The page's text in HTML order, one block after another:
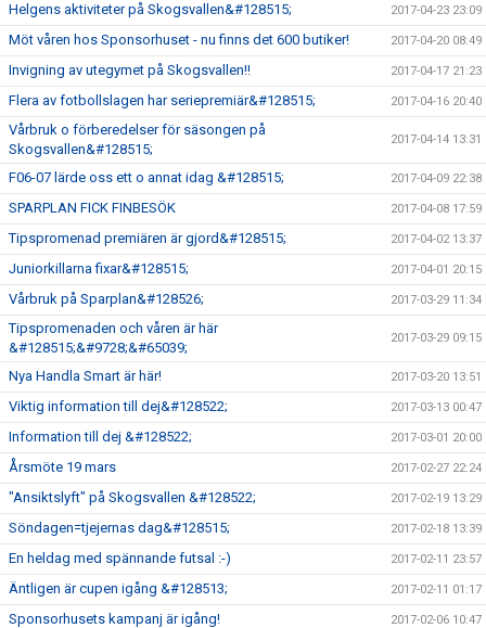
Helgens aktiviteter på Skogsvallen&#128515; 2017-04-23 23:09
Möt våren hos Sponsorhuset - nu finns det 600 butiker! 2017-04-20 08:49
Invigning av utegymet på Skogsvallen!! 2017-04-17 21:23
Flera av fotbollslagen har seriepremiär&#128515; 2017-04-16 20:40
Vårbruk o förberedelser för säsongen på
Skogsvallen&#128515;
2017-04-14 13:31
F06-07 lärde oss ett o annat idag &#128515; 2017-04-09 22:38
SPARPLAN FICK FINBESÖK 2017-04-08 17:59
Tipspromenad premiären är gjord&#128515; 2017-04-02 13:37
Juniorkillarna fixar&#128515; 2017-04-01 20:15
Vårbruk på Sparplan&#128526; 2017-03-29 11:34
Tipspromenaden och våren är här
&#128515;&#9728;&#65039;
2017-03-29 09:15
Nya Handla Smart är här! 2017-03-20 13:51
Viktig information till dej&#128522; 2017-03-13 00:47
Information till dej &#128522; 2017-03-01 20:00
Årsmöte 19 mars 2017-02-27 22:24
"Ansiktslyft" på Skogsvallen &#128522; 2017-02-19 13:29
Söndagen=tjejernas dag&#128515; 2017-02-18 13:39
En heldag med spännande futsal :-) 2017-02-11 23:57
Äntligen är cupen igång &#128513; 2017-02-11 01:17
Sponsorhusets kampanj är igång! 2017-02-06 10:47